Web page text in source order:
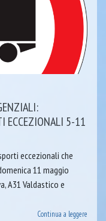
ECCEZIONALI 5-11
eccezionali che
11 maggio
A31 Valdastico e
Continua a leggere